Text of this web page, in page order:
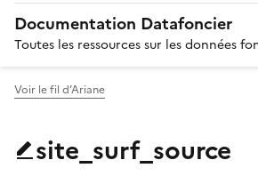
Documentation Datafoncier
Toutes les ressources sur les données
Voir le fil d’Ariane
site_surf_source